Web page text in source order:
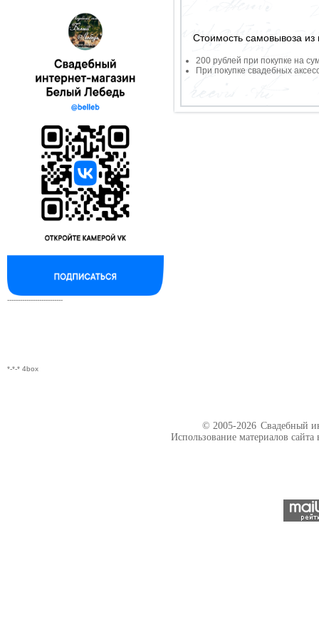
--------------------------
*-*-* 4box
Стоимость самовывоза из
200 рублей при покупке на
При покупке свадебных
© 2005-2026 Свадебный
Использование материалов